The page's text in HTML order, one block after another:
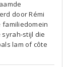
door Rémi
familiedomein
stijl die
lam of côte